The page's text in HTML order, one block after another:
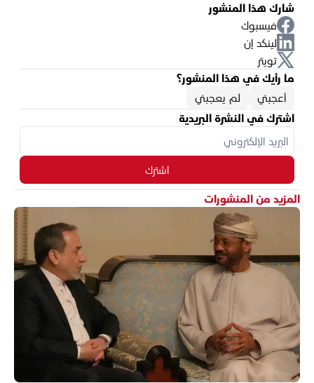
شارك هذا المنشور
فيسبوك
لينكد إن
تويتر
ما رأيك في هذا المنشور؟
أعجبني
لم يعجبني
اشترك في النشرة البريدية
اشترك
المزيد من المنشورات